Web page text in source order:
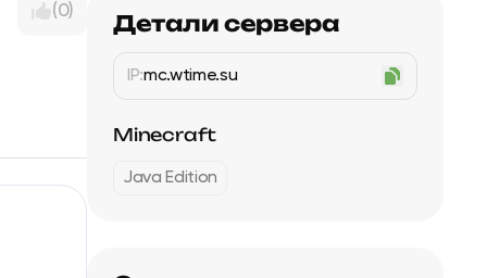
(0) Детали сервера
IP:mc.wtime.su
Minecraft
Java Edition